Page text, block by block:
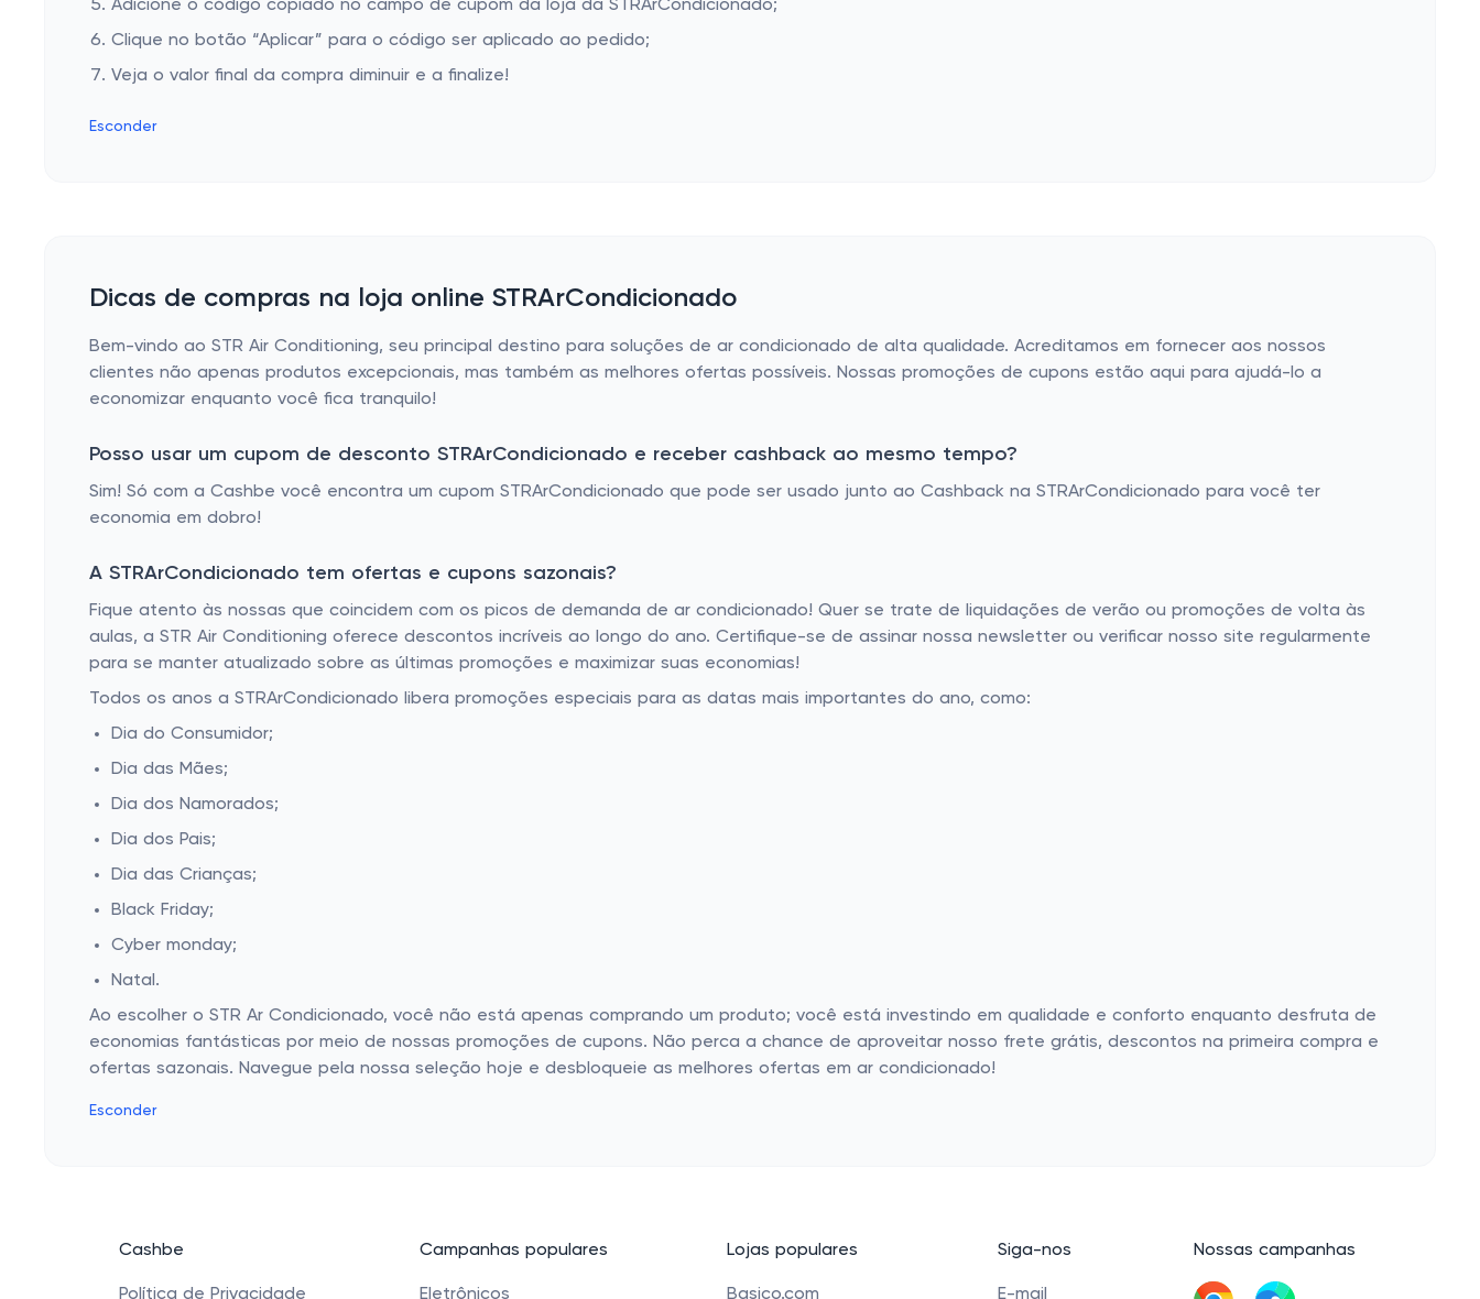
Adicione o código copiado no campo de cupom da loja da STRArCondicionado;
Clique no botão “Aplicar” para o código ser aplicado ao pedido;
Veja o valor final da compra diminuir e a finalize!
Esconder
Dicas de compras na loja online STRArCondicionado
Bem-vindo ao STR Air Conditioning, seu principal destino para soluções de ar condicionado de alta qualidade. Acreditamos em fornecer aos nossos
clientes não apenas produtos excepcionais, mas também as melhores ofertas possíveis. Nossas promoções de cupons estão aqui para ajudá-lo a
economizar enquanto você fica tranquilo!
Posso usar um cupom de desconto STRArCondicionado e receber cashback ao mesmo tempo?
Sim! Só com a Cashbe você encontra um cupom STRArCondicionado que pode ser usado junto ao Cashback na STRArCondicionado para você ter
economia em dobro!
A STRArCondicionado tem ofertas e cupons sazonais?
Fique atento às nossas que coincidem com os picos de demanda de ar condicionado! Quer se trate de liquidações de verão ou promoções de volta às
aulas, a STR Air Conditioning oferece descontos incríveis ao longo do ano. Certifique-se de assinar nossa newsletter ou verificar nosso site regularmente
para se manter atualizado sobre as últimas promoções e maximizar suas economias!
Todos os anos a STRArCondicionado libera promoções especiais para as datas mais importantes do ano, como:
Dia do Consumidor;
Dia das Mães;
Dia dos Namorados;
Dia dos Pais;
Dia das Crianças;
Black Friday;
Cyber monday;
Natal.
Ao escolher o STR Ar Condicionado, você não está apenas comprando um produto; você está investindo em qualidade e conforto enquanto desfruta de
economias fantásticas por meio de nossas promoções de cupons. Não perca a chance de aproveitar nosso frete grátis, descontos na primeira compra e
ofertas sazonais. Navegue pela nossa seleção hoje e desbloqueie as melhores ofertas em ar condicionado!
Esconder
Cashbe
Política de Privacidade
Campanhas populares
Eletrônicos
Lojas populares
Basico.com
Siga-nos
E-mail
Nossas campanhas